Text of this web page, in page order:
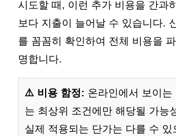
시도할 때, 이런 추가 비용을 간과
보다 지출이 늘어날 수 있습니다.
를 꼼꼼히 확인하여 전체 비용을
명합니다.
⚠️ 비용 함정: 온라인에서 보이는
는 최상위 조건에만 해당될 가능
실제 적용되는 단가는 다를 수 있